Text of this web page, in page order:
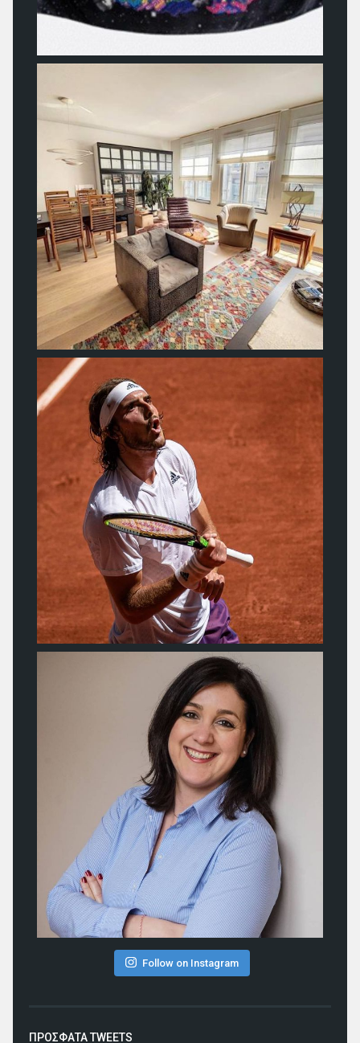
Follow on Instagram
ΠΡΟΣΦΑΤΑ TWEETS